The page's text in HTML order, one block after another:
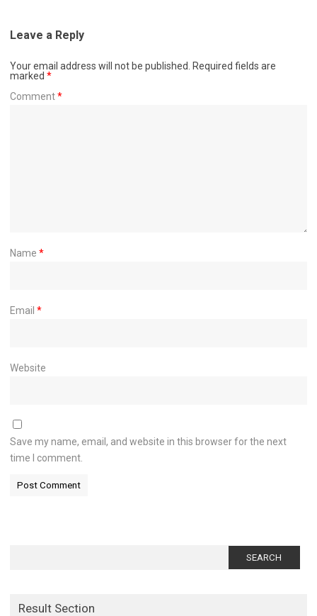
Leave a Reply
Your email address will not be published.
Required fields are
marked *
Comment*
Name *
Email *
Website
Save my name, email, and website in this browser for the next
time I comment.
Result Section